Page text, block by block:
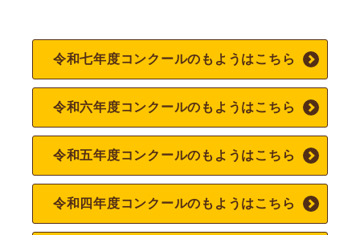
令和七年度コンクールのもようはこちら
令和六年度コンクールのもようはこちら
令和五年度コンクールのもようはこちら
令和四年度コンクールのもようはこちら